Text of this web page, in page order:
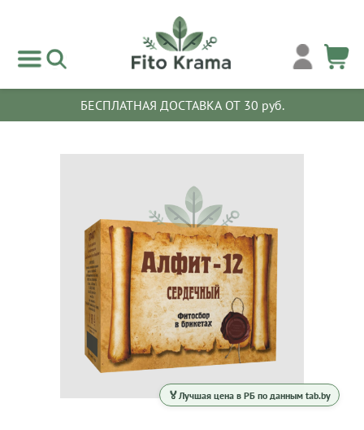
БЕСПЛАТНАЯ ДОСТАВКА ОТ 30 руб.
🏅 Лучшая цена в РБ по данным tab.by